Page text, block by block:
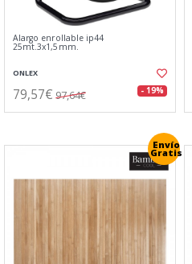
Alargo enrollable ip44
25mt.3x1,5mm.
ONLEX
79,57€ 97,64€ - 19%
Envío
Gratis